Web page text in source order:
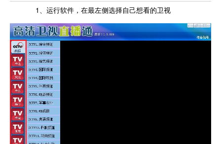
1、运行软件，在最左侧选择自己想看的卫视